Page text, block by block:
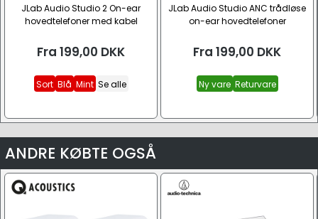
JLab Audio Studio 2 On-ear
hovedtelefoner med kabel
Fra 199,00 DKK
Sort Blå Mint Se alle
JLab Audio Studio ANC trådløse
on-ear hovedtelefoner
Fra 199,00 DKK
Ny vare Returvare
ANDRE KØBTE OGSÅ